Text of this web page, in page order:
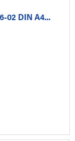
02 DIN A4...